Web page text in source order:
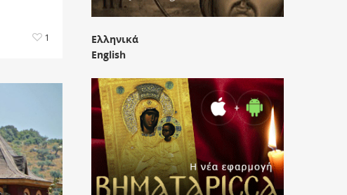
1
Ελληνικά
English